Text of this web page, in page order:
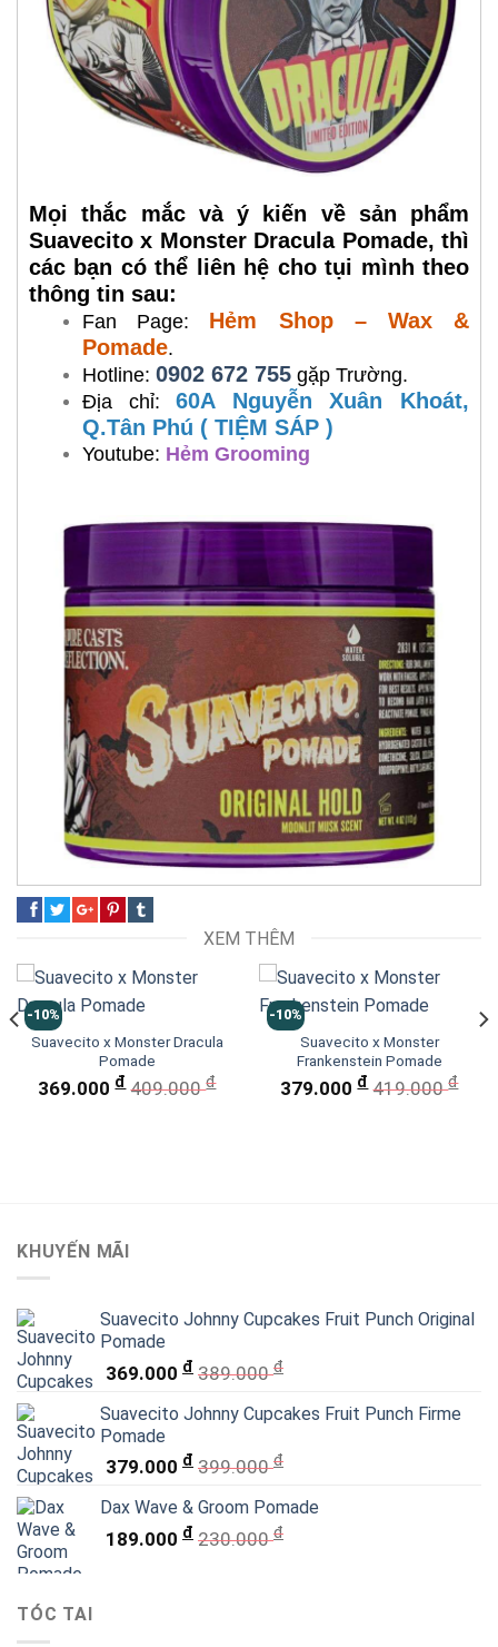
Mọi thắc mắc và ý kiến về sản phẩm
Suavecito x Monster Dracula Pomade, thì
các bạn có thể liên hệ cho tụi mình theo
thông tin sau:
Fan Page: Hẻm Shop – Wax &
Pomade.
Hotline: 0902 672 755 gặp Trường.
Địa chỉ:60A Nguyễn Xuân Khoát,
Q.Tân Phú ( TIỆM SÁP )
Youtube: Hẻm Grooming
XEM THÊM
-10%
Suavecito x Monster Dracula
Pomade
369.000đ 409.000đ
-10%
Suavecito x Monster
Frankenstein Pomade
379.000đ 419.000đ
KHUYẾN MÃI
Suavecito Johnny Cupcakes Fruit Punch Original
Pomade
369.000 đ 389.000đ
Suavecito Johnny Cupcakes Fruit Punch Firme
Pomade
379.000 đ 399.000đ
Dax Wave & Groom Pomade
189.000 đ 230.000đ
TÓC TAI